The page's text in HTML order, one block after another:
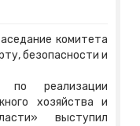
комитета
безопасности и
реализации
хозяйства и
выступил